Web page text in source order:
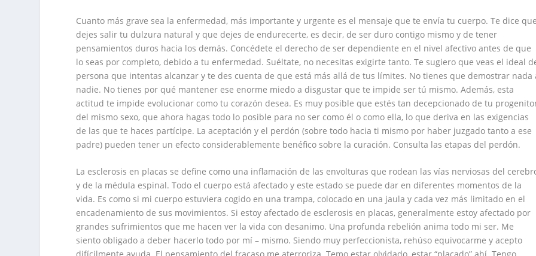
Cuanto más grave sea la enfermedad, más importante y urgente es el mensaje que te envía tu cuerpo. Te dice que
dejes salir tu dulzura natural y que dejes de endurecerte, es decir, de ser duro contigo mismo y de tener
pensamientos duros hacia los demás. Concédete el derecho de ser dependiente en el nivel afectivo antes de que
lo seas por completo, debido a tu enfermedad. Suéltate, no necesitas exigirte tanto. Te sugiero que veas el ideal
persona que intentas alcanzar y te des cuenta de que está más allá de tus límites. No tienes que demostrar nada
nadie. No tienes por qué mantener ese enorme miedo a disgustar que te impide ser tú mismo. Además, esta
actitud te impide evolucionar como tu corazón desea. Es muy posible que estés tan decepcionado de tu
del mismo sexo, que ahora hagas todo lo posible para no ser como él o como ella, lo que deriva en las exigencias
de las que te haces partícipe. La aceptación y el perdón (sobre todo hacia ti mismo por haber juzgado tanto a ese
padre) pueden tener un efecto considerablemente benéfico sobre la curación. Consulta las etapas del perdón.
La esclerosis en placas se define como una inflamación de las envolturas que rodean las vías nerviosas del
y de la médula espinal. Todo el cuerpo está afectado y este estado se puede dar en diferentes momentos de la
vida. Es como si mi cuerpo estuviera cogido en una trampa, colocado en una jaula y cada vez más limitado en el
encadenamiento de sus movimientos. Si estoy afectado de esclerosis en placas, generalmente estoy afectado por
grandes sufrimientos que me hacen ver la vida con desanimo. Una profunda rebelión anima todo mi ser. Me
siento obligado a deber hacerlo todo por mí – mismo. Siendo muy perfeccionista, rehúso equivocarme y acepto